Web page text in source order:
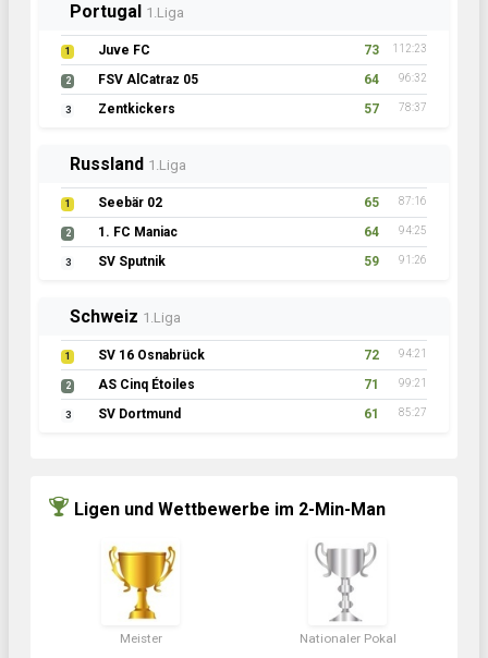
Portugal 1.Liga
1 Juve FC 73 112:23
2 FSV AlCatraz 05 64 96:32
3 Zentkickers 57 78:37
Russland 1.Liga
1 Seebär 02 65 87:16
2 1. FC Maniac 64 94:25
3 SV Sputnik 59 91:26
Schweiz 1.Liga
1 SV 16 Osnabrück 72 94:21
2 AS Cinq Étoiles 71 99:21
3 SV Dortmund 61 85:27
Ligen und Wettbewerbe im 2-Min-Man
Meister Nationaler Pokal